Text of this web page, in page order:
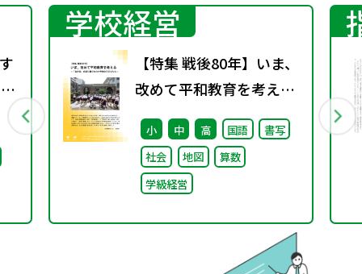
学校経営
【特集 戦後80年】いま、
改めて平和教育を考え
る〜「あの日」を語り継
ぐ本川小学校の子どもた
ち〜
小 中 高 国語
書写
社会
地図
算数
学級経営